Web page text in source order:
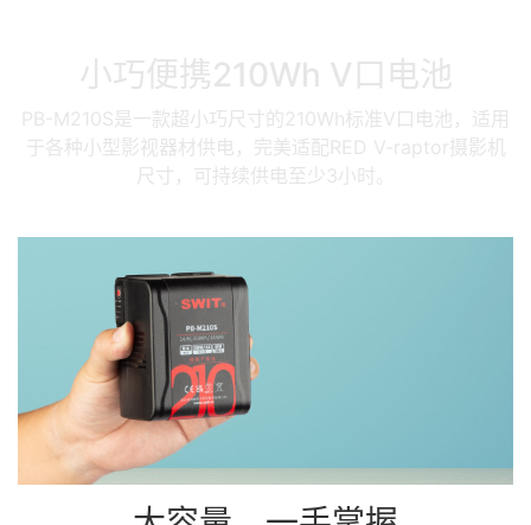
小巧便携210Wh V口电池
PB-M210S是一款超小巧尺寸的210Wh标准V口电池，适用
于各种小型影视器材供电，完美适配RED V-raptor摄影机
尺寸，可持续供电至少3小时。